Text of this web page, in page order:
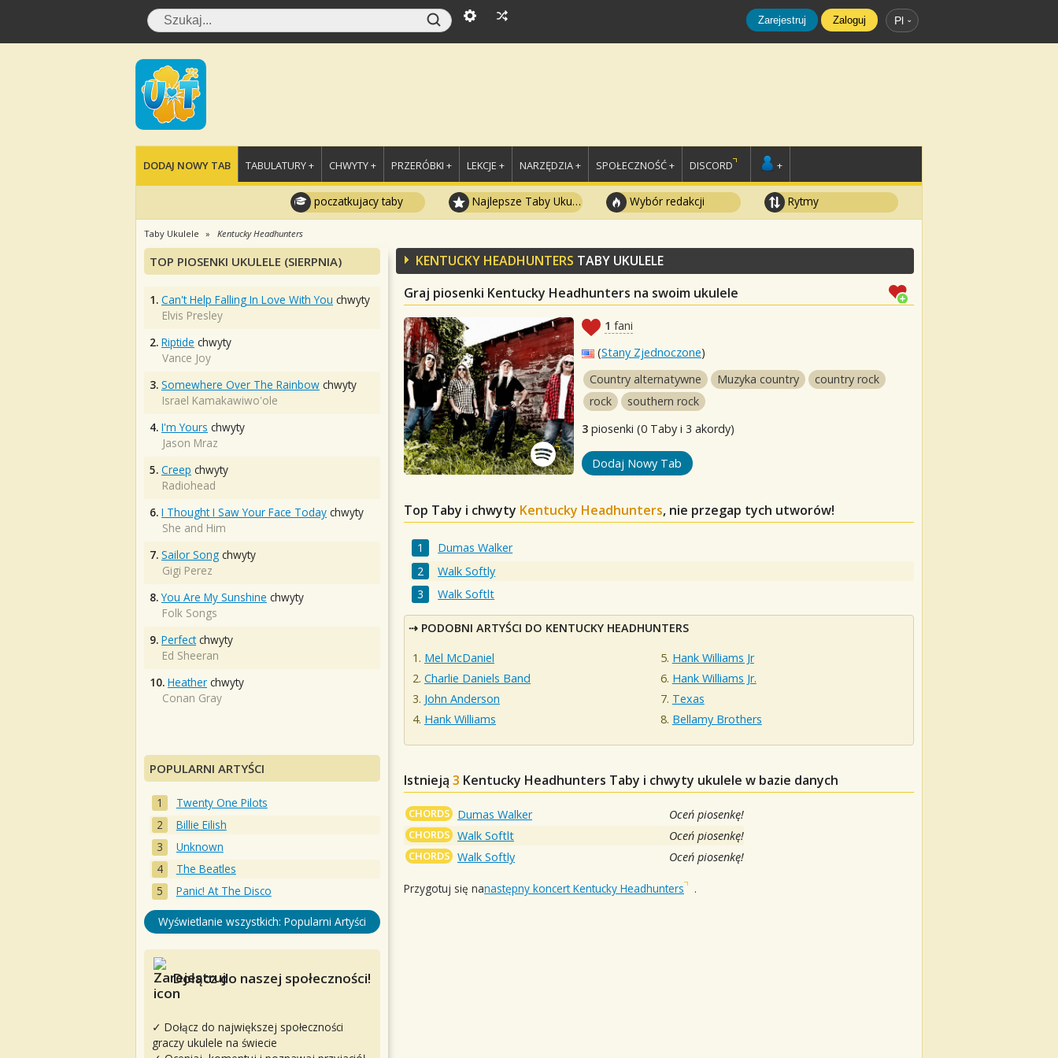
Zarejestruj Zaloguj Pl
DODAJ NOWY TAB TABULATURY + CHWYTY + PRZERÓBKI + LEKCJE + NARZĘDZIA + SPOŁECZNOŚĆ + DISCORD +
poczatkujacy taby Najlepsze Taby Ukulele Wybór redakcji Rytmy
Taby Ukulele Kentucky Headhunters
KENTUCKY HEADHUNTERS TABY UKULELE
Graj piosenki Kentucky Headhunters na swoim ukulele
1 fani
(Stany Zjednoczone)
Country alternatywne
Muzyka country
country rock
rock
southern rock
3 piosenki (0 Taby i 3 akordy)
Dodaj Nowy Tab
Top Taby i chwyty Kentucky Headhunters, nie przegap tych utworów!
Dumas Walker
Walk Softly
Walk Softlt
PODOBNI ARTYŚCI DO KENTUCKY HEADHUNTERS
Mel McDaniel
Charlie Daniels Band
John Anderson
Hank Williams
Hank Williams Jr
Hank Williams Jr.
Texas
Bellamy Brothers
Istnieją 3 Kentucky Headhunters Taby i chwyty ukulele w bazie danych
CHORDS Dumas Walker Oceń piosenkę!
CHORDS Walk Softlt Oceń piosenkę!
CHORDS Walk Softly Oceń piosenkę!
Przygotuj się nanastępny koncert Kentucky Headhunters .
TOP PIOSENKI UKULELE (SIERPNIA)
1. Can't Help Falling In Love With You chwyty
Elvis Presley
2. Riptide chwyty
Vance Joy
3. Somewhere Over The Rainbow chwyty
Israel Kamakawiwo'ole
4. I'm Yours chwyty
Jason Mraz
5. Creep chwyty
Radiohead
6. I Thought I Saw Your Face Today chwyty
She and Him
7. Sailor Song chwyty
Gigi Perez
8. You Are My Sunshine chwyty
Folk Songs
9. Perfectchwyty
Ed Sheeran
10. Heather chwyty
Conan Gray
POPULARNI ARTYŚCI
Twenty One Pilots
Billie Eilish
Unknown
The Beatles
Panic! At The Disco
Wyświetlanie wszystkich: Popularni Artyści
Dołącz do naszej społeczności!
✓ Dołącz do największej społeczności
graczy ukulele na świecie